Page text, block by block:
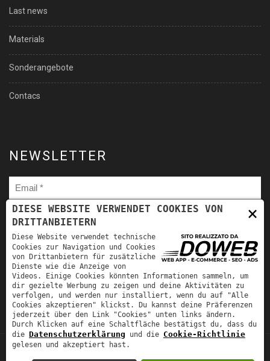
Last news
Materials
Sonderangebote
Contacs
NEWSLETTER
Ho lettol'informativa sulla privacy
dei miei dati personali per le finalità ivi indicate. *
Fra-Mar Srl | P.IVA: 00981530231 | REA:
×
DIESE WEBSITE VERWENDET COOKIES VON
DRITTANBIETERN
Diese Website verwendet technische
Cookies zur Navigation und Cookies
von Drittanbietern für zusätzliche
Dienste wie die Anzeige von
Videos. Einige Cookies könnten Informationen sammeln, um
dir gezielte Werbung zu zeigen und deine Aktivitäten zu
verfolgen, und werden nur installiert, wenn du auf "Alle
Cookies akzeptieren" klickst. Du kannst deine Präferenzen
jederzeit über den Link "Cookies" unten links ändern.
Durch Klicken auf eine Schaltfläche bestätigst du, dass du
die Datenschutzerklärung und die Cookie-Richtlinie
gelesen und akzeptiert hast.